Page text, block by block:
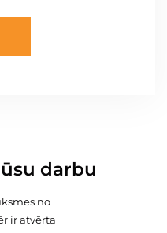
darbu
no
ir atvērta